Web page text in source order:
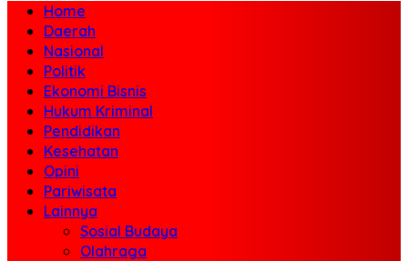
Home
Daerah
Nasional
Politik
Ekonomi Bisnis
Hukum Kriminal
Pendidikan
Kesehatan
Opini
Pariwisata
Lainnya
Sosial Budaya
Olahraga